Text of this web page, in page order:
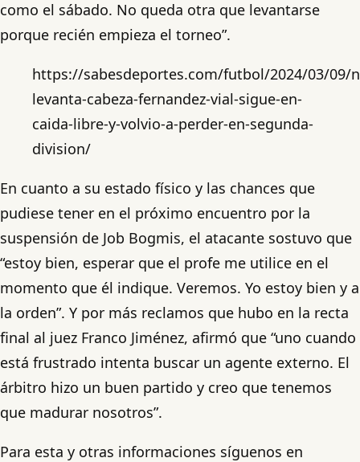
como el sábado. No queda otra que levantarse
porque recién empieza el torneo”.
https://sabesdeportes.com/futbol/2024/03/09/
levanta-cabeza-fernandez-vial-sigue-en-
caida-libre-y-volvio-a-perder-en-segunda-
division/
En cuanto a su estado físico y las chances que
pudiese tener en el próximo encuentro por la
suspensión de Job Bogmis, el atacante sostuvo que
“estoy bien, esperar que el profe me utilice en el
momento que él indique. Veremos. Yo estoy bien y a
la orden”. Y por más reclamos que hubo en la recta
final al juez Franco Jiménez, afirmó que “uno cuando
está frustrado intenta buscar un agente externo. El
árbitro hizo un buen partido y creo que tenemos
que madurar nosotros”.
Para esta y otras informaciones síguenos en